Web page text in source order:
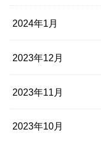
2024年1月
2023年12月
2023年11月
2023年10月